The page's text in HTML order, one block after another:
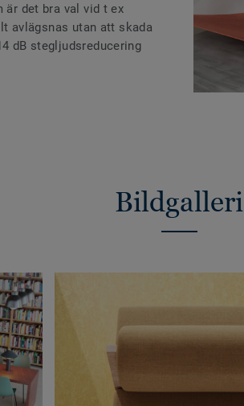
det bra val vid t ex
avlägsnas utan att skada
dB stegljudsreducering
Bildgalleri